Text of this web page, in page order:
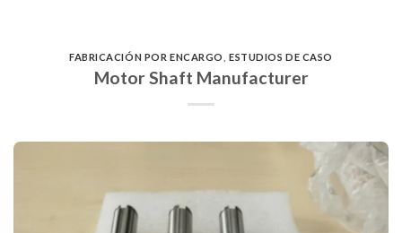
FABRICACIÓN POR ENCARGO ,ESTUDIOS DE CASO
Motor Shaft Manufacturer